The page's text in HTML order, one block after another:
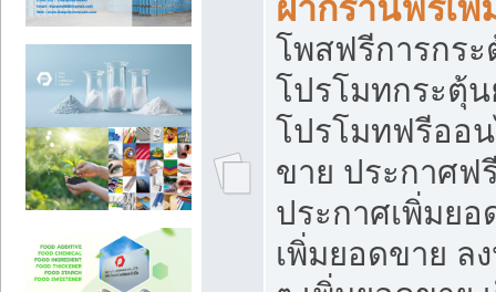
ฝากร้านฟรีเ
โพสฟรีการกร
โปรโมทกระตุ้
โปรโมทฟรีออ
ขาย ประกาศฟ
ประกาศเพิ่มย
เพิ่มยอดขาย ล